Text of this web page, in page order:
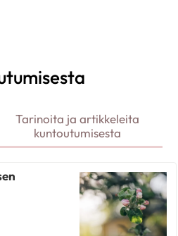
Tarinoita ja artikkeleita
kuntoutumisesta